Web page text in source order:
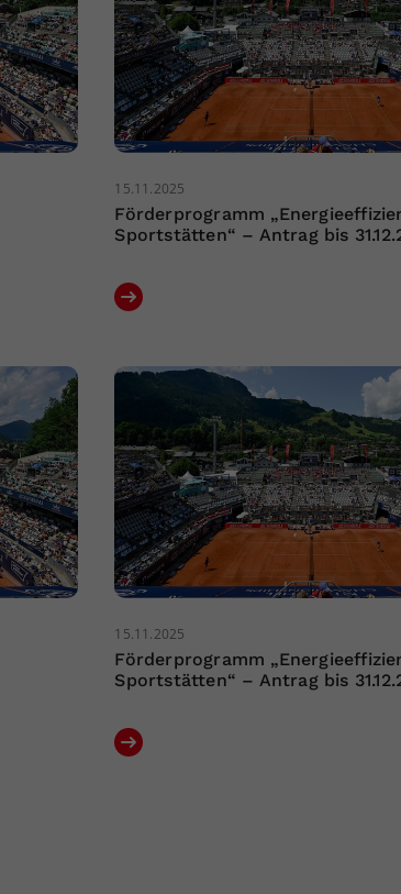
15.11.2025
Förderprogramm
Sportstätten“ – Antrag bis
15.11.2025
Förderprogramm
Sportstätten“ – Antrag bis